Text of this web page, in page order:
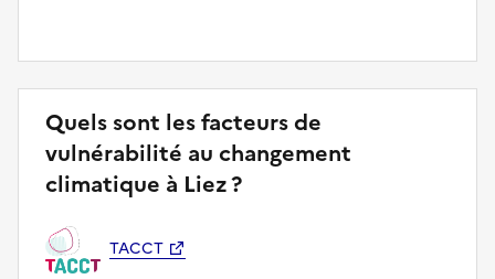
Quels sont les facteurs de
vulnérabilité au changement
climatique à Liez ?
TACCT